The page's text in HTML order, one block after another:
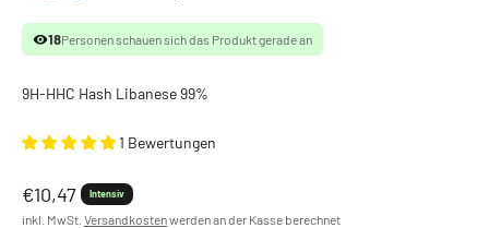
18Personen schauen sich das Produkt gerade an
9H-HHC Hash Libanese 99%
1 Bewertungen
Angebot
€10,47 Intensiv
inkl. MwSt. Versandkostenwerden an der Kasse berechnet